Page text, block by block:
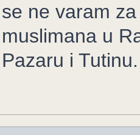
se ne varam
muslimana u
Pazaru i Tutinu.